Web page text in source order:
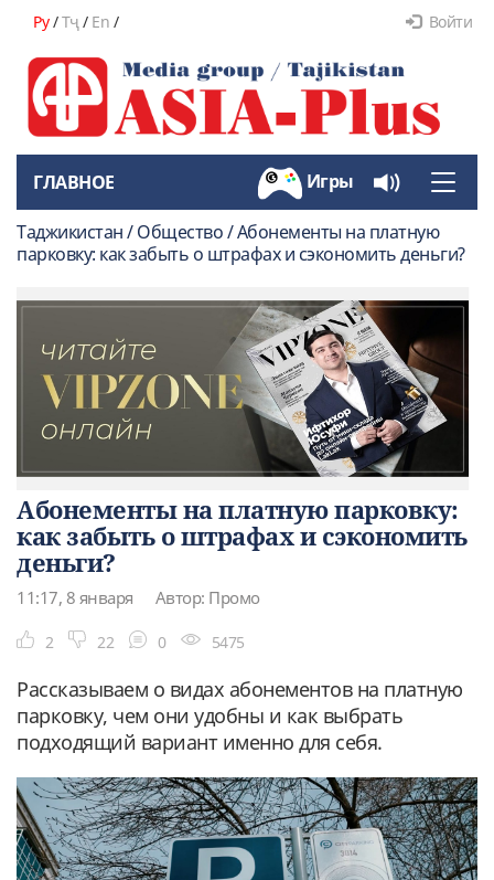
Ру/Тҷ/ En / Войти
Toggle
ГЛАВНОЕ Игры
Таджикистан / Общество / Абонементы на платную
парковку: как забыть о штрафах и сэкономить деньги?
Абонементы на платную парковку:
как забыть о штрафах и сэкономить
деньги?
11:17, 8 января Автор: Промо
2 22 0 5475
Рассказываем о видах абонементов на платную
парковку, чем они удобны и как выбрать
подходящий вариант именно для себя.